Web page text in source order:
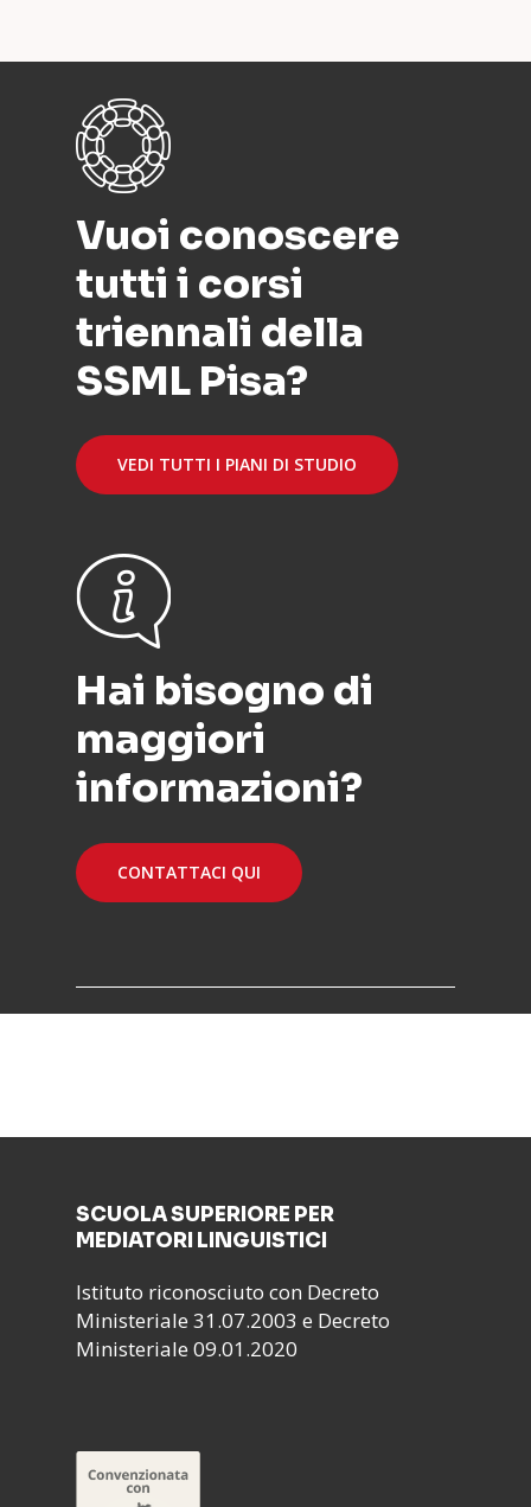
Vuoi conoscere
tutti i corsi
triennali della
SSML Pisa?
VEDI TUTTI I PIANI DI STUDIO
Hai bisogno di
maggiori
informazioni?
CONTATTACI QUI
SCUOLA SUPERIORE PER
MEDIATORI LINGUISTICI
Istituto riconosciuto con Decreto
Ministeriale 31.07.2003 e Decreto
Ministeriale 09.01.2020